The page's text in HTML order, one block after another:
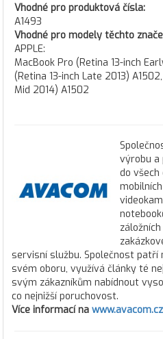
Vhodné pro produktová čísla:
A1493
Vhodné pro modely těchto
APPLE:
MacBook Pro (Retina 13-inch
(Retina 13-inch Late 2013)
Mid 2014) A1502
výrobu a
do
servisní službu. Společnost patří
svém oboru, využívá články té
svým zákazníkům nabídnout
co nejnižší poruchovost.
Více informací na www.avacom.cz